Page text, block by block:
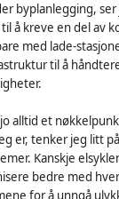
byplanlegging,
å kreve en del av
med lade-
til å
alltid et
er, tenker jeg litt
Kanskje
bedre med
for å unngå